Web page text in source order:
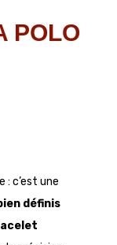
POLO
: c’est une
définis